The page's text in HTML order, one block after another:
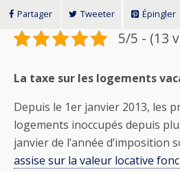
Partager Tweeter Épingler
5/5 - (13
La taxe sur les logements
Depuis le 1er janvier 2013, les
logements inoccupés depuis
janvier de l’année d’imposition
assise sur la valeur locative